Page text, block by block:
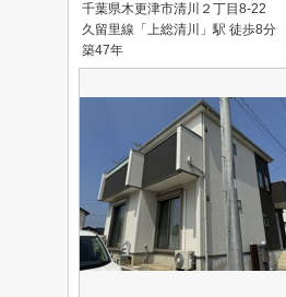
千葉県木更津市清川２丁目8-22
久留里線「上総清川」駅 徒歩8分
築47年